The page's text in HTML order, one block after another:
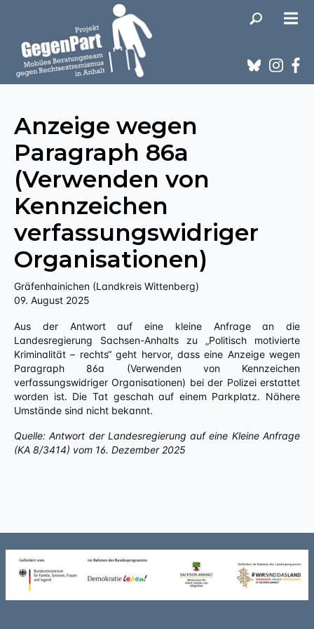
Anzeige wegen
Paragraph 86a
(Verwenden von
Kennzeichen
verfassungswidriger
Organisationen)
Gräfenhainichen (Landkreis Wittenberg)
09. August 2025
Aus der Antwort auf eine kleine Anfrage an die
Landesregierung Sachsen-Anhalts zu „Politisch motivierte
Kriminalität – rechts“ geht hervor, dass eine Anzeige wegen
Paragraph 86a (Verwenden von Kennzeichen
verfassungswidriger Organisationen) bei der Polizei erstattet
worden ist. Die Tat geschah auf einem Parkplatz. Nähere
Umstände sind nicht bekannt.
Quelle: Antwort der Landesregierung auf eine Kleine Anfrage
(KA 8/3414) vom 16. Dezember 2025